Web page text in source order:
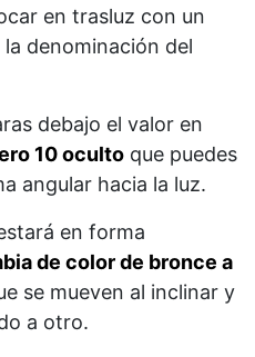
en trasluz con un
denominación del
debajo el valor en
10 oculto que puedes
angular hacia la luz.
en forma
de color de bronce a
se mueven al inclinar y
a otro.